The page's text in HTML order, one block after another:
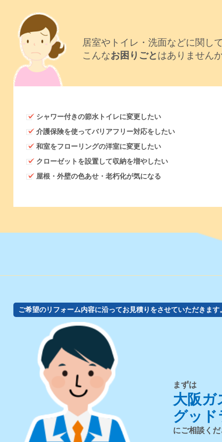
居室やトイレ・洗面などに関し
こんなお困りごとはありません
シャワー付きの節水トイレに変更したい
介護保険を使ってバリアフリー対応をしたい
和室をフローリングの洋室に変更したい
クローゼットを設置して収納を増やしたい
屋根・外壁の色あせ・老朽化が気になる
ご希望のリフォーム内容に沿ってお見積りをさせていただきます
まずは
大阪ガ
グッド
にご相談く